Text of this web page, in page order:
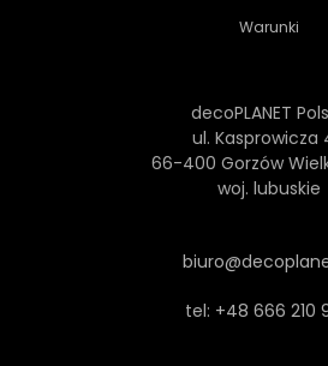
Warunki
decoPLANET
ul. Kasprowicza
66-400 Gorzów
woj. lubuskie
tel: +48 666 210